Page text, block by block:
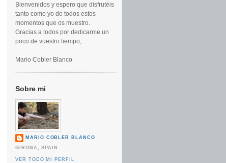
Bienvenidos y espero que disfrutéis
tanto como yo de todos estos
momentos que os muestro.
Gracias a todos por dedicarme un
poco de vuestro tiempo,
Mario Cobler Blanco
Sobre mi
MARIO COBLER BLANCO
GIRONA, SPAIN
VER TODO MI PERFIL